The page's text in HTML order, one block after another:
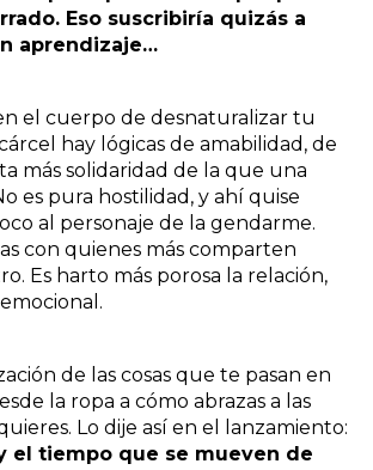
Eso suscribiría quizás a
aprendizaje…
el cuerpo de desnaturalizar tu
hay lógicas de amabilidad, de
más solidaridad de la que una
es pura hostilidad, y ahí quise
al personaje de la gendarme.
con quienes más comparten
Es harto más porosa la relación,
de las cosas que te pasan en
la ropa a cómo abrazas a las
Lo dije así en el lanzamiento:
el tiempo que se mueven de